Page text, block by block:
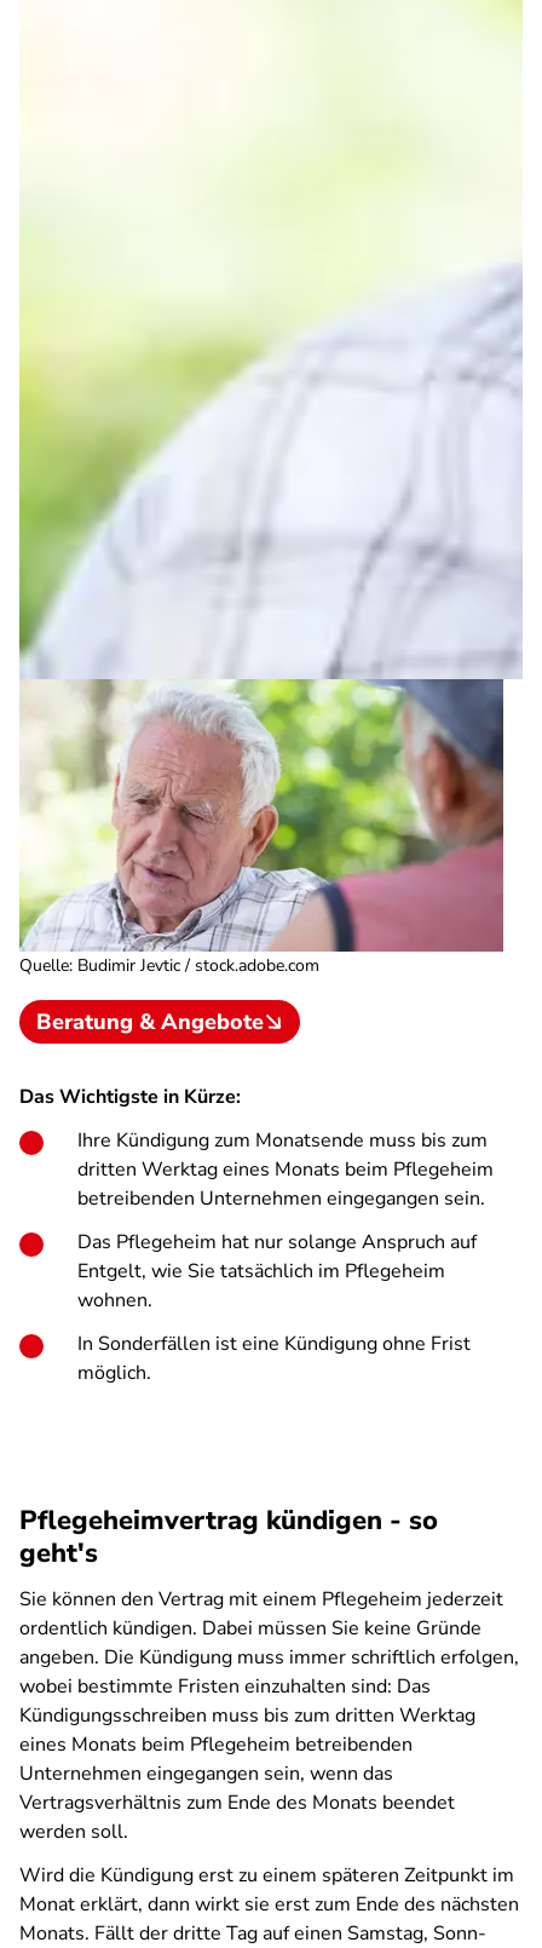
Quelle: Budimir Jevtic / stock.adobe.com
Beratung & Angebote
Das Wichtigste in Kürze:
Ihre Kündigung zum Monatsende muss bis zum
dritten Werktag eines Monats beim Pflegeheim
betreibenden Unternehmen eingegangen sein.
Das Pflegeheim hat nur solange Anspruch auf
Entgelt, wie Sie tatsächlich im Pflegeheim
wohnen.
In Sonderfällen ist eine Kündigung ohne Frist
möglich.
Pflegeheimvertrag kündigen - so
geht's
Sie können den Vertrag mit einem Pflegeheim jederzeit
ordentlich kündigen. Dabei müssen Sie keine Gründe
angeben. Die Kündigung muss immer schriftlich erfolgen,
wobei bestimmte Fristen einzuhalten sind: Das
Kündigungsschreiben muss bis zum dritten Werktag
eines Monats beim Pflegeheim betreibenden
Unternehmen eingegangen sein, wenn das
Vertragsverhältnis zum Ende des Monats beendet
werden soll.
Wird die Kündigung erst zu einem späteren Zeitpunkt im
Monat erklärt, dann wirkt sie erst zum Ende des nächsten
Monats. Fällt der dritte Tag auf einen Samstag, Sonn-